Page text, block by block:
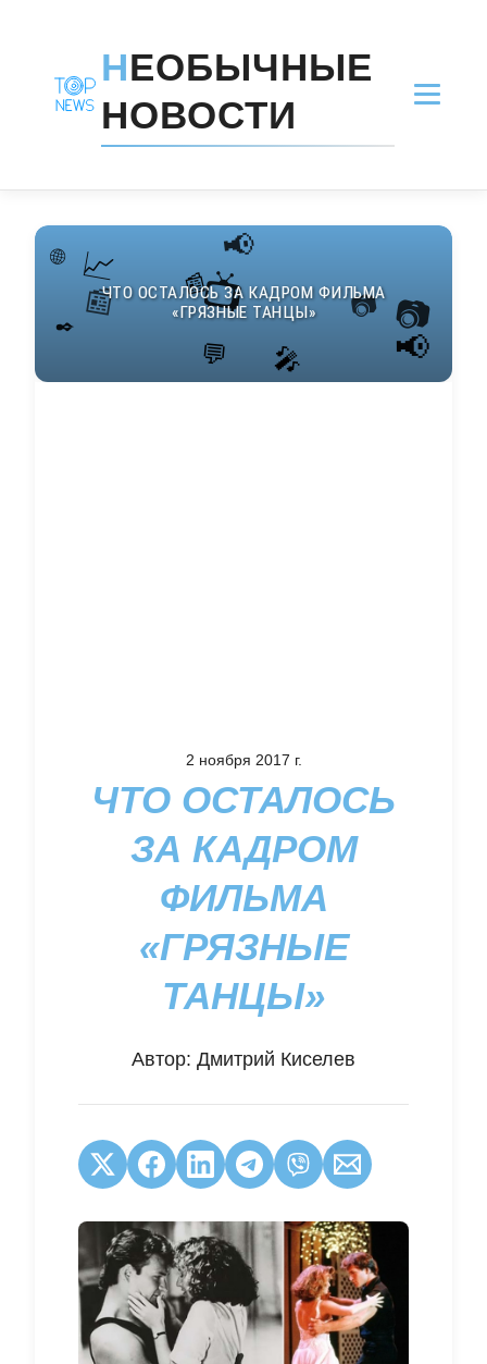
НЕОБЫЧНЫЕ
НОВОСТИ
2 ноября 2017 г.
ЧТО ОСТАЛОСЬ
ЗА КАДРОМ
ФИЛЬМА
«ГРЯЗНЫЕ
ТАНЦЫ»
Автор: Дмитрий Киселев